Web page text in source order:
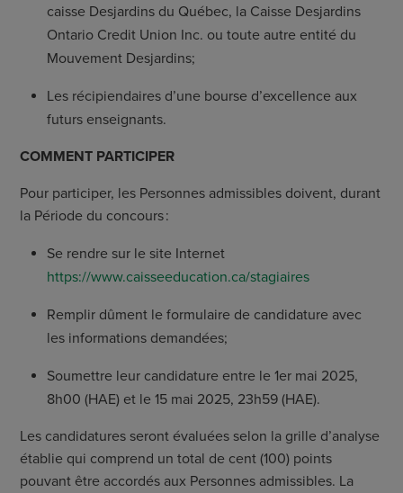
caisse Desjardins du Québec, la Caisse Desjardins
Ontario Credit Union Inc. ou toute autre entité du
Mouvement Desjardins;
Les récipiendaires d’une bourse d’excellence aux
futurs enseignants.
COMMENT PARTICIPER
Pour participer, les Personnes admissibles doivent, durant
la Période du concours :
Se rendre sur le site Internet
https://www.caisseeducation.ca/stagiaires
Remplir dûment le formulaire de candidature avec
les informations demandées;
Soumettre leur candidature entre le 1er mai 2025,
8h00 (HAE) et le 15 mai 2025, 23h59 (HAE).
Les candidatures seront évaluées selon la grille d’analyse
établie qui comprend un total de cent (100) points
pouvant être accordés aux Personnes admissibles. La